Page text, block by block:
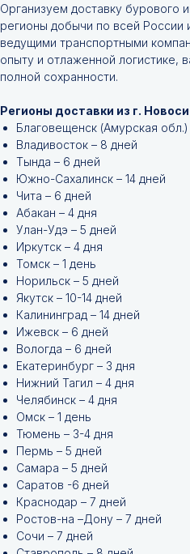
Организуем доставку бурового
регионы добычи по всей России
ведущими транспортными
опыту и отлаженной логистике,
полной сохранности.
Регионы доставки из г.
Благовещенск (Амурская
Владивосток – 8 дней
Тында – 6 дней
Южно-Сахалинск – 14 дней
Чита – 6 дней
Абакан – 4 дня
Улан-Удэ – 5 дней
Иркутск – 4 дня
Томск – 1 день
Норильск – 5 дней
Якутск – 10-14 дней
Калининград – 14 дней
Ижевск – 6 дней
Вологда – 6 дней
Екатеринбург – 3 дня
Нижний Тагил – 4 дня
Челябинск – 4 дня
Омск – 1 день
Тюмень – 3-4 дня
Пермь – 5 дней
Самара – 5 дней
Саратов -6 дней
Краснодар – 7 дней
Ростов-на –Дону – 7 дней
Сочи – 7 дней